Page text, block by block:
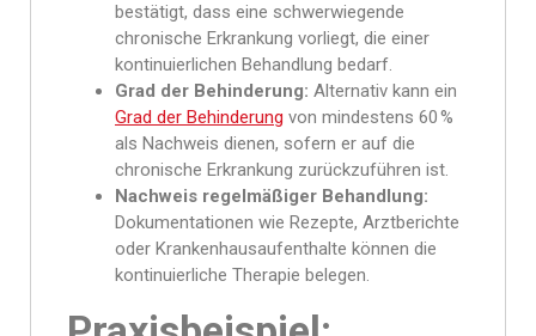
bestätigt, dass eine schwerwiegende
chronische Erkrankung vorliegt, die einer
kontinuierlichen Behandlung bedarf.
Grad der Behinderung: Alternativ kann ein
Grad der Behinderung von mindestens 60 %
als Nachweis dienen, sofern er auf die
chronische Erkrankung zurückzuführen ist.
Nachweis regelmäßiger Behandlung:
Dokumentationen wie Rezepte, Arztberichte
oder Krankenhausaufenthalte können die
kontinuierliche Therapie belegen.